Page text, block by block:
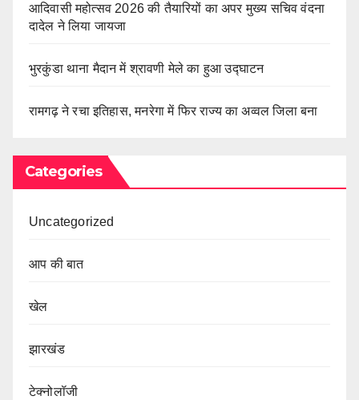
आदिवासी महोत्सव 2026 की तैयारियों का अपर मुख्य सचिव वंदना
दादेल ने लिया जायजा
भुरकुंडा थाना मैदान में श्रावणी मेले का हुआ उद्घाटन
रामगढ़ ने रचा इतिहास, मनरेगा में फिर राज्य का अव्वल जिला बना
Categories
Uncategorized
आप की बात
खेल
झारखंड
टेक्नोलॉजी